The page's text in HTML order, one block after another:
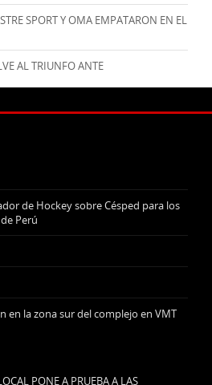
SPORT Y OMA EMPATARON EN EL
AL TRIUNFO ANTE
de Hockey sobre Césped para los
Perú
en la zona sur del complejo en VMT
PONE A PRUEBA A LAS